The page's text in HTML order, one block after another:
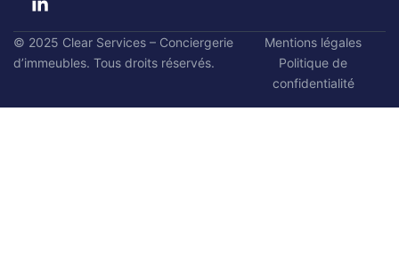
e
b
o
o
k
e
d
i
© 2025 Clear Services – Conciergerie
d’immeubles. Tous droits réservés.
Mentions légales
Politique de
confidentialité